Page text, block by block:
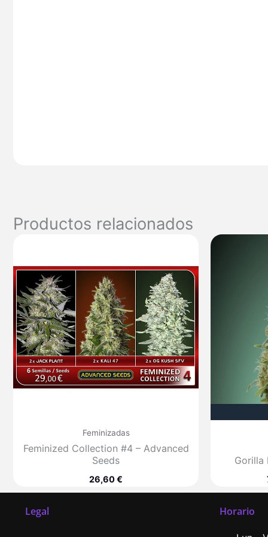
Productos relacionados
Feminizadas
Feminized Collection #4 – Advanced
Seeds
26,60€
Gorilla
Legal Horario